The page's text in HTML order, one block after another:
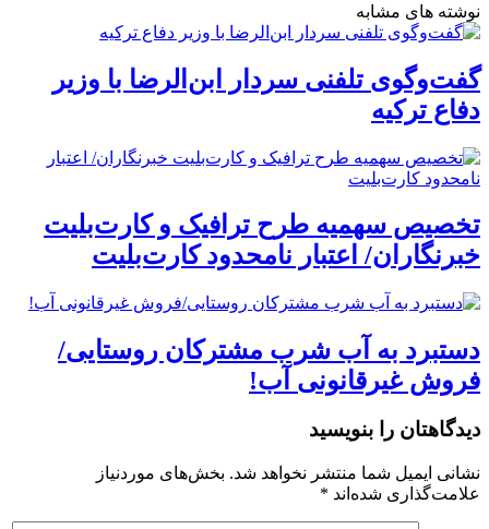
نوشته های مشابه
گفت‌وگوی تلفنی سردار ابن‌الرضا با وزیر
دفاع ترکیه
تخصیص سهمیه طرح ترافیک و کارت‌بلیت
خبرنگاران/ اعتبار نامحدود کارت‌بلیت
دستبرد به آب شرب مشترکان روستایی/
فروش غیرقانونی آب!
دیدگاهتان را بنویسید
نشانی ایمیل شما منتشر نخواهد شد. بخش‌های موردنیاز
علامت‌گذاری شده‌اند *